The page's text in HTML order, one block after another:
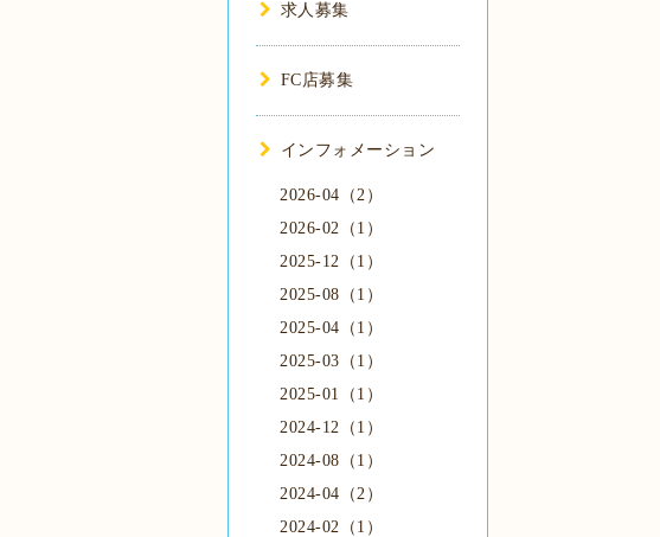
求人募集
FC店募集
インフォメーション
2026-04（2）
2026-02（1）
2025-12（1）
2025-08（1）
2025-04（1）
2025-03（1）
2025-01（1）
2024-12（1）
2024-08（1）
2024-04（2）
2024-02（1）